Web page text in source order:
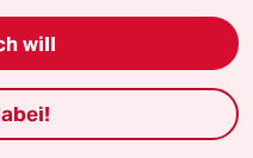
die Frieden für
halten, sich für einen
wappnen müssen der
er auf die eine oder
wird.
will